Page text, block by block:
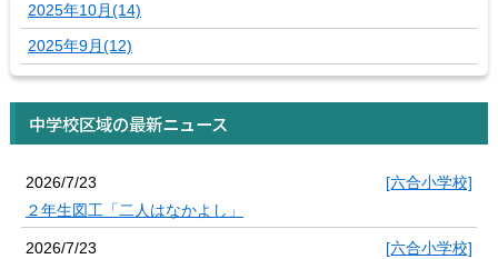
2025年10月(14)
2025年9月(12)
中学校区域の最新ニュース
2026/7/23
[六合小学校]
２年生図工「二人はなかよし」
2026/7/23
[六合小学校]